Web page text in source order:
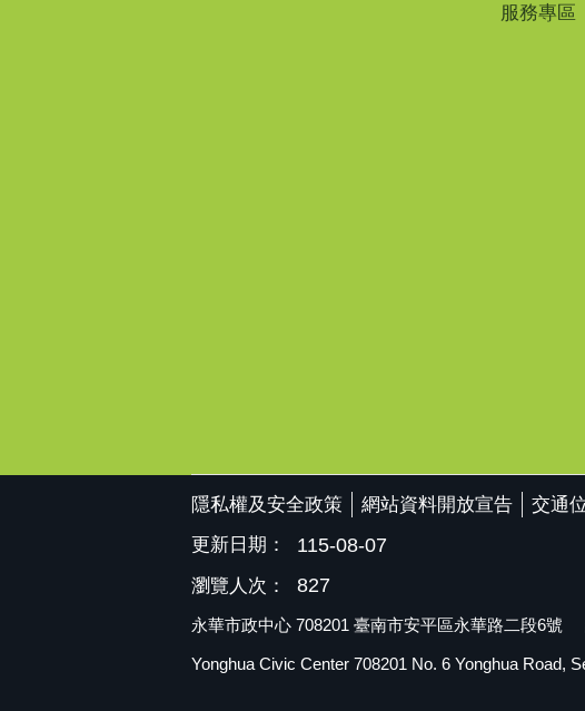
服務專區
隱私權及安全政策 網站資料開放宣告 交通
更新日期：
115-08-07
瀏覽人次： 827
永華市政中心 708201 臺南市安平區永華路二段6號
Yonghua Civic Center 708201 No. 6 Yonghua Road,